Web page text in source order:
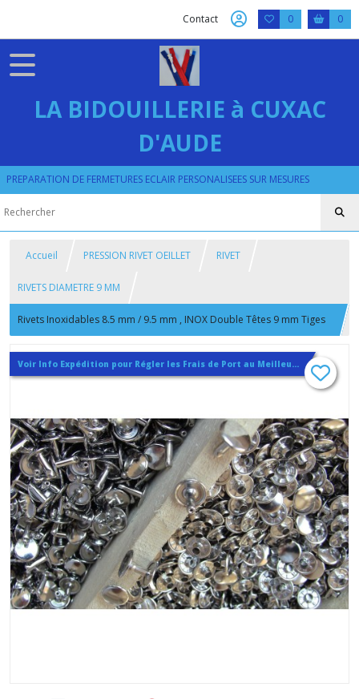
Contact 0 0
LA BIDOUILLERIE à CUXAC
D'AUDE
PREPARATION DE FERMETURES ECLAIR PERSONALISEES SUR MESURES
Accueil PRESSION RIVET OEILLET RIVET
RIVETS DIAMETRE 9 MM
Rivets Inoxidables 8.5 mm / 9.5 mm , INOX Double Têtes 9 mm Tiges
Tetes et Calottes Coloris Argent
Voir Info Expédition pour Régler les Frais de Port au Meilleur Prix , En haut d'ecran à Droite